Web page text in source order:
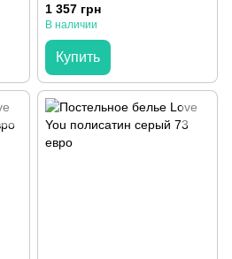
1 357 грн
В наличии
Купить